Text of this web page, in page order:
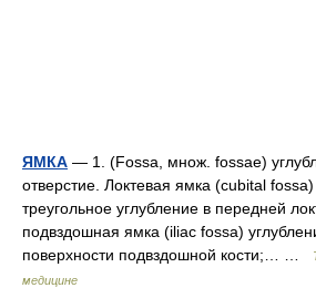
ЯМКА — 1. (Fossa, множ. fossae)
отверстие. Локтевая ямка (cubital
треугольное углубление в передней
подвздошная ямка (iliac fossa)
поверхности подвздошной кости;… …
медицине